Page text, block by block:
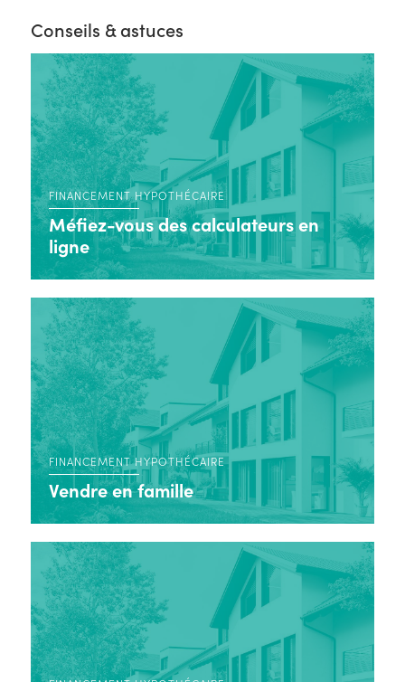
Conseils & astuces
FINANCEMENT HYPOTHÉCAIRE
Méfiez-vous des calculateurs en
ligne
FINANCEMENT HYPOTHÉCAIRE
Vendre en famille